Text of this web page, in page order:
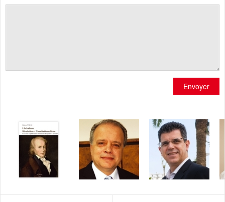
Envoyer